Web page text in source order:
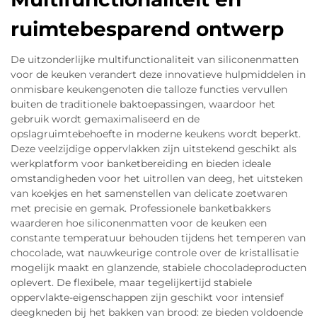
ruimtebesparend ontwerp
De uitzonderlijke multifunctionaliteit van siliconenmatten
voor de keuken verandert deze innovatieve hulpmiddelen in
onmisbare keukengenoten die talloze functies vervullen
buiten de traditionele baktoepassingen, waardoor het
gebruik wordt gemaximaliseerd en de
opslagruimtebehoefte in moderne keukens wordt beperkt.
Deze veelzijdige oppervlakken zijn uitstekend geschikt als
werkplatform voor banketbereiding en bieden ideale
omstandigheden voor het uitrollen van deeg, het uitsteken
van koekjes en het samenstellen van delicate zoetwaren
met precisie en gemak. Professionele banketbakkers
waarderen hoe siliconenmatten voor de keuken een
constante temperatuur behouden tijdens het temperen van
chocolade, wat nauwkeurige controle over de kristallisatie
mogelijk maakt en glanzende, stabiele chocoladeproducten
oplevert. De flexibele, maar tegelijkertijd stabiele
oppervlakte-eigenschappen zijn geschikt voor intensief
deegkneden bij het bakken van brood: ze bieden voldoende